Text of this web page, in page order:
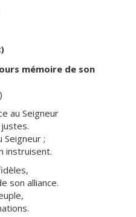
mémoire de son
au Seigneur
;
instruisent.
son alliance.